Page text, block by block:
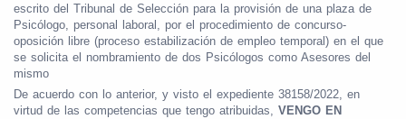
escrito del Tribunal de Selección para la provisión de una plaza de
Psicólogo, personal laboral, por el procedimiento de concurso-
oposición libre (proceso estabilización de empleo temporal) en el que
se solicita el nombramiento de dos Psicólogos como Asesores del
mismo
De acuerdo con lo anterior, y visto el expediente 38158/2022, en
virtud de las competencias que tengo atribuidas, VENGO EN